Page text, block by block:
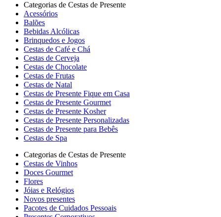
Categorias de Cestas de Presente
Acessórios
Balões
Bebidas Alcólicas
Brinquedos e Jogos
Cestas de Café e Chá
Cestas de Cerveja
Cestas de Chocolate
Cestas de Frutas
Cestas de Natal
Cestas de Presente Fique em Casa
Cestas de Presente Gourmet
Cestas de Presente Kosher
Cestas de Presente Personalizadas
Cestas de Presente para Bebês
Cestas de Spa
Categorias de Cestas de Presente
Cestas de Vinhos
Doces Gourmet
Flores
Jóias e Relógios
Novos presentes
Pacotes de Cuidados Pessoais